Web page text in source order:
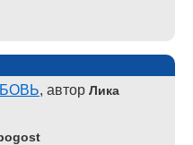
, автор Лика